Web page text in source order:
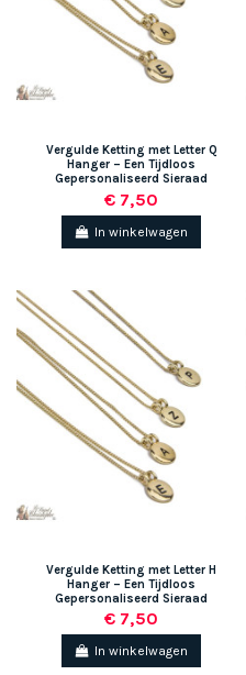
Vergulde Ketting met Letter Q
Hanger – Een Tijdloos
Gepersonaliseerd Sieraad
€ 7,50
In winkelwagen
Vergulde Ketting met Letter H
Hanger – Een Tijdloos
Gepersonaliseerd Sieraad
€ 7,50
In winkelwagen